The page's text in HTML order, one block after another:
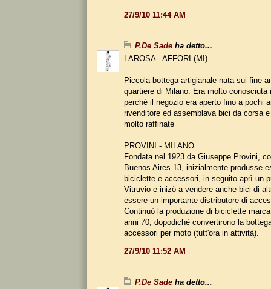
27/9/10 11:44 AM
P.De Sade ha detto...
LAROSA - AFFORI (MI)
Piccola bottega artigianale nata sui fine
quartiere di Milano. Era molto conosciuta
perchè il negozio era aperto fino a pochi
rivenditore ed assemblava bici da corsa
molto raffinate
PROVINI - MILANO
Fondata nel 1923 da Giuseppe Provini,
Buenos Aires 13, inizialmente produsse
biciclette e accessori, in seguito aprì un
Vitruvio e inizò a vendere anche bici di
essere un importante distributore di
Continuò la produzione di biciclette
anni 70, dopodichè convertirono la
accessori per moto (tutt'ora in attività).
27/9/10 11:52 AM
P.De Sade ha detto...